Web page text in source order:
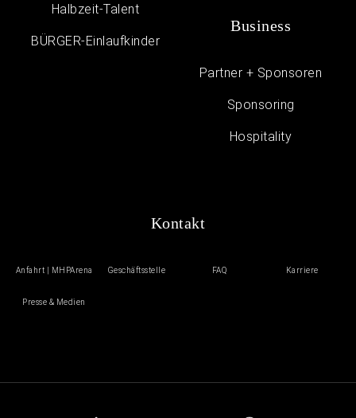
Halbzeit-Talent
BÜRGER-Einlaufkinder
Business
Partner + Sponsoren
Sponsoring
Hospitality
Kontakt
Anfahrt | MHPArena Geschäftsstelle FAQ Karriere
Presse & Medien